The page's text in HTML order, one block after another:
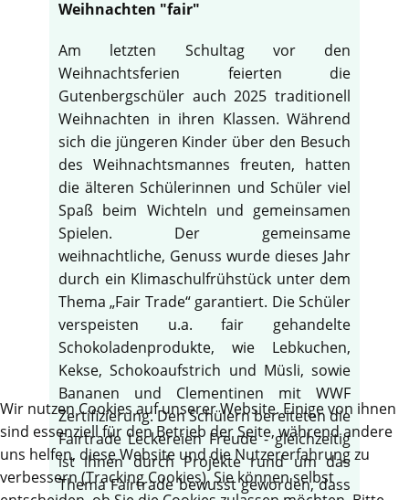
Weihnachten "fair"
Am letzten Schultag vor den
Weihnachtsferien feierten die
Gutenbergschüler auch 2025 traditionell
Weihnachten in ihren Klassen. Während
sich die jüngeren Kinder über den Besuch
des Weihnachtsmannes freuten, hatten
die älteren Schülerinnen und Schüler viel
Spaß beim Wichteln und gemeinsamen
Spielen. Der gemeinsame
weihnachtliche, Genuss wurde dieses Jahr
durch ein Klimaschulfrühstück unter dem
Thema „Fair Trade“ garantiert. Die Schüler
verspeisten u.a. fair gehandelte
Schokoladenprodukte, wie Lebkuchen,
Kekse, Schokoaufstrich und Müsli, sowie
Bananen und Clementinen mit WWF
Zertifizierung. Den Schülern bereiteten die
Fairtrade Leckereien Freude - gleichzeitig
ist ihnen durch Projekte rund um das
Thema Fairtrade bewusst geworden, dass
Wir nutzen Cookies auf unserer Website. Einige von ihnen
sind essenziell für den Betrieb der Seite, während andere
uns helfen, diese Website und die Nutzererfahrung zu
verbessern (Tracking Cookies). Sie können selbst